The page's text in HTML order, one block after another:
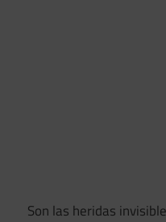
Son las heridas